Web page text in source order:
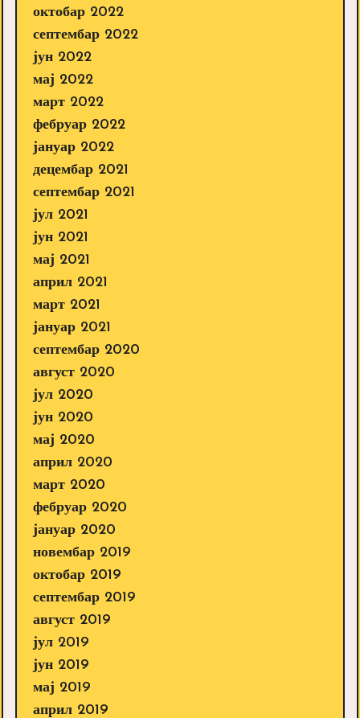
октобар 2022
септембар 2022
јун 2022
мај 2022
март 2022
фебруар 2022
јануар 2022
децембар 2021
септембар 2021
јул 2021
јун 2021
мај 2021
април 2021
март 2021
јануар 2021
септембар 2020
август 2020
јул 2020
јун 2020
мај 2020
април 2020
март 2020
фебруар 2020
јануар 2020
новембар 2019
октобар 2019
септембар 2019
август 2019
јул 2019
јун 2019
мај 2019
април 2019